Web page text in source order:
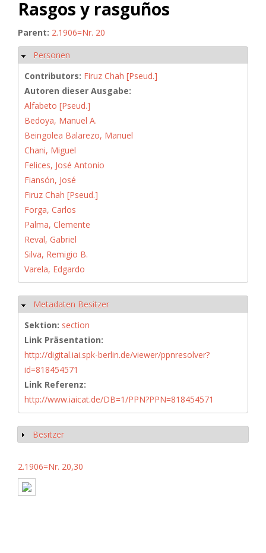
Rasgos y rasguños
Parent: 2.1906=Nr. 20
Hide
Personen
Contributors: Firuz Chah [Pseud.]
Autoren dieser Ausgabe:
Alfabeto [Pseud.]
Bedoya, Manuel A.
Beingolea Balarezo, Manuel
Chani, Miguel
Felices, José Antonio
Fiansón, José
Firuz Chah [Pseud.]
Forga, Carlos
Palma, Clemente
Reval, Gabriel
Silva, Remigio B.
Varela, Edgardo
Hide
Metadaten Besitzer
Sektion: section
Link Präsentation:
http://digital.iai.spk-berlin.de/viewer/ppnresolver?
id=818454571
Link Referenz:
http://www.iaicat.de/DB=1/PPN?PPN=818454571
Show
Besitzer
2.1906=Nr. 20,30